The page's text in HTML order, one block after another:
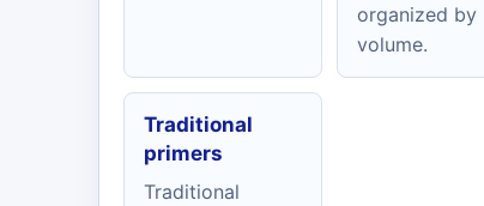
organized by
volume.
Traditional
primers
Traditional